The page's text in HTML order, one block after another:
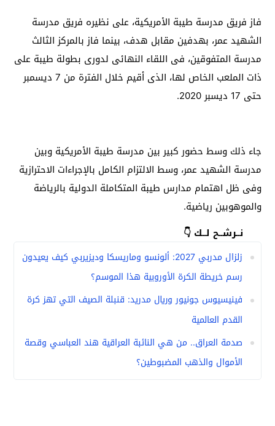
فاز فريق مدرسة طيبة الأمريكية، على نظيره فريق مدرسة
الشهيد عمر، بهدفين مقابل هدف، بينما فاز بالمركز الثالث
مدرسة المتفوقين، فى اللقاء النهائى لدورى بطولة طيبة على
ذات الملعب الخاص لها، الذى أقيم خلال الفترة من 7 ديسمبر
حتى 17 ديسبر 2020.
جاء ذلك وسط حضور كبير بين مدرسة طيبة الأمريكية وبين
مدرسة الشهيد عمر، وسط الالتزام الكامل بالإجراءات الاحترازية
وفى ظل اهتمام مدارس طيبة المتكاملة الدولية بالرياضة
والموهوبين رياضية.
نــرشــح لــك 👇
زلزال مدربي 2027: ألونسو وماريسكا وديزيربي كيف يعيدون
رسم خريطة الكرة الأوروبية هذا الموسم؟
فينيسيوس جونيور وريال مدريد: قنبلة الصيف التي تهز كرة
القدم العالمية
صدمة العراق.. من هي النائبة العراقية هند العباسي وقصة
الأموال والذهب المضبوطين؟